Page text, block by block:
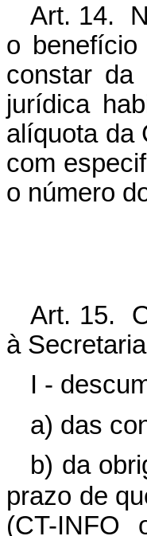
Art. 14.
o
constar da
jurídica
alíquota da
com
o número
Art. 15.
à
I -
a) das
b) da
prazo de
(CT-INFO